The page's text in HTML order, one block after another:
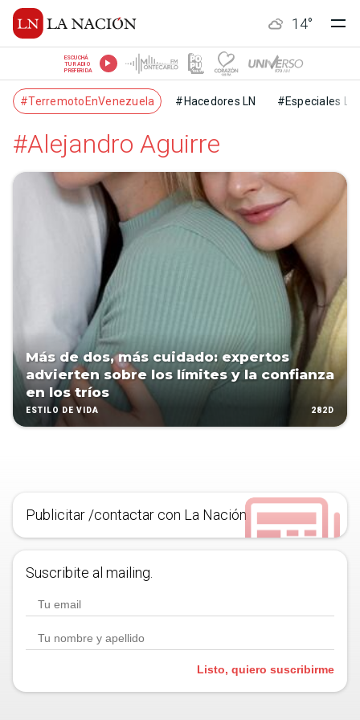
14°
ESCUCHÁ
TU RADIO
PREFERIDA
#TerremotoEnVenezuela #Hacedores LN #Especiales LN
#Alejandro Aguirre
Más de dos, más cuidado: expertos
advierten sobre los límites y la confianza
en los tríos
ESTILO DE VIDA 282D
Publicitar /contactar con La Nación
Suscribite al mailing.
Listo, quiero suscribirme